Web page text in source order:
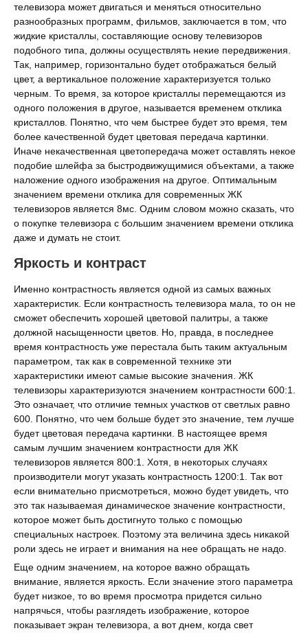
телевизора может двигаться и меняться относительно
разнообразных программ, фильмов, заключается в том, что
жидкие кристаллы, составляющие основу телевизоров
подобного типа, должны осуществлять некие передвижения.
Так, например, горизонтально будет отображаться белый
цвет, а вертикальное положение характеризуется только
черным. То время, за которое кристаллы перемещаются из
одного положения в другое, называется временем отклика
кристаллов. Понятно, что чем быстрее будет это время, тем
более качественной будет цветовая передача картинки.
Иначе некачественная цветопередача может оставлять некое
подобие шлейфа за быстродвижущимися объектами, а также
наложение одного изображения на другое. Оптимальным
значением времени отклика для современных ЖК
телевизоров является 8мс. Одним словом можно сказать, что
о покупке телевизора с большим значением времени отклика
даже и думать не стоит.
Яркость и контраст
Именно контрастность является одной из самых важных
характеристик. Если контрастность телевизора мала, то он не
сможет обеспечить хорошей цветовой палитры, а также
должной насыщенности цветов. Но, правда, в последнее
время контрастность уже перестала быть таким актуальным
параметром, так как в современной технике эти
характеристики имеют самые высокие значения. ЖК
телевизоры характеризуются значением контрастности 600:1.
Это означает, что отличие темных участков от светлых равно
600. Понятно, что чем больше будет это значение, тем лучше
будет цветовая передача картинки. В настоящее время
самым лучшим значением контрастности для ЖК
телевизоров является 800:1. Хотя, в некоторых случаях
производители могут указать контрастность 1200:1. Так вот
если внимательно присмотреться, можно будет увидеть, что
это так называемая динамическое значение контрастности,
которое может быть достигнуто только с помощью
специальных настроек. Поэтому эта величина здесь никакой
роли здесь не играет и внимания на нее обращать не надо.
Еще одним значением, на которое важно обращать
внимание, является яркость. Если значение этого параметра
будет низкое, то во время просмотра придется сильно
напрячься, чтобы разглядеть изображение, которое
показывает экран телевизора, а вот днем, когда свет